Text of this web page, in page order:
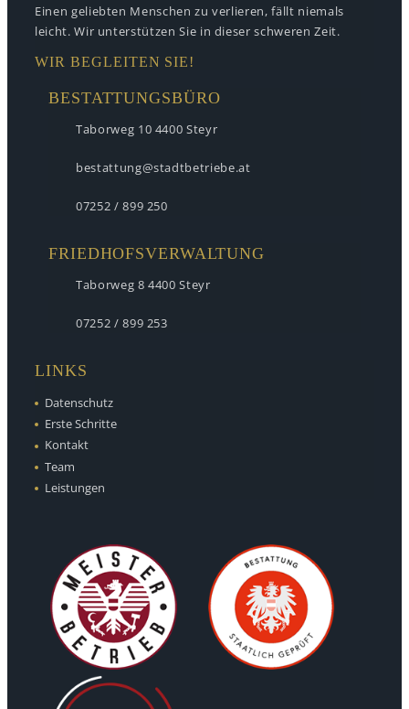
Einen geliebten Menschen zu verlieren, fällt niemals
leicht. Wir unterstützen Sie in dieser schweren Zeit.
WIR BEGLEITEN SIE!
BESTATTUNGSBÜRO
Taborweg 10 4400 Steyr
bestattung@stadtbetriebe.at
07252 / 899 250
FRIEDHOFSVERWALTUNG
Taborweg 8 4400 Steyr
07252 / 899 253
LINKS
Datenschutz
Erste Schritte
Kontakt
Team
Leistungen